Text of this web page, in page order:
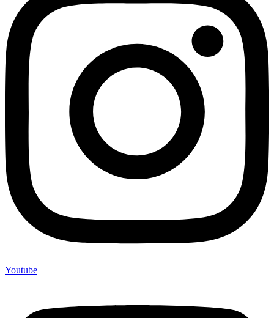
Youtube